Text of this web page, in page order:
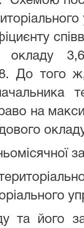
окладу
До того
на
та його